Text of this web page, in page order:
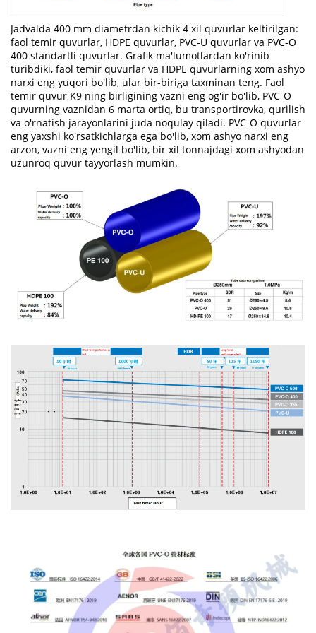
Jadvalda 400 mm diametrdan kichik 4 xil quvurlar keltirilgan:
faol temir quvurlar, HDPE quvurlar, PVC-U quvurlar va PVC-O
400 standartli quvurlar. Grafik ma'lumotlardan ko'rinib
turibdiki, faol temir quvurlar va HDPE quvurlarning xom ashyo
narxi eng yuqori bo'lib, ular bir-biriga taxminan teng. Faol
temir quvur K9 ning birligining vazni eng og'ir bo'lib, PVC-O
quvurning vaznidan 6 marta ortiq, bu transportirovka, qurilish
va o'rnatish jarayonlarini juda noqulay qiladi. PVC-O quvurlar
eng yaxshi ko'rsatkichlarga ega bo'lib, xom ashyo narxi eng
arzon, vazni eng yengil bo'lib, bir xil tonnajdagi xom ashyodan
uzunroq quvur tayyorlash mumkin.